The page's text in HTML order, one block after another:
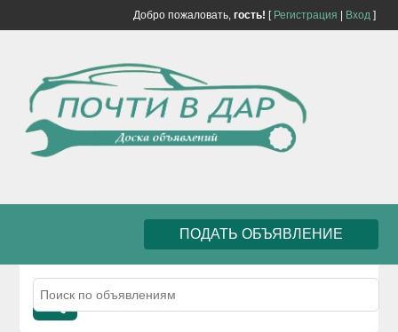
Добро пожаловать, гость! [ Регистрация Вход]
ПОДАТЬ ОБЪЯВЛЕНИЕ